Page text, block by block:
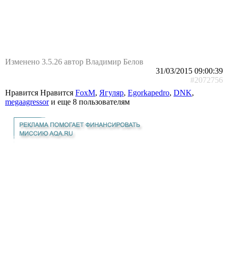
Изменено 3.5.26 автор Владимир Белов
31/03/2015 09:00:39
#2072756
Нравится Нравится FoxM, Ягуляр, Egorkapedro, DNK,
megaagressorи еще 8 пользователям